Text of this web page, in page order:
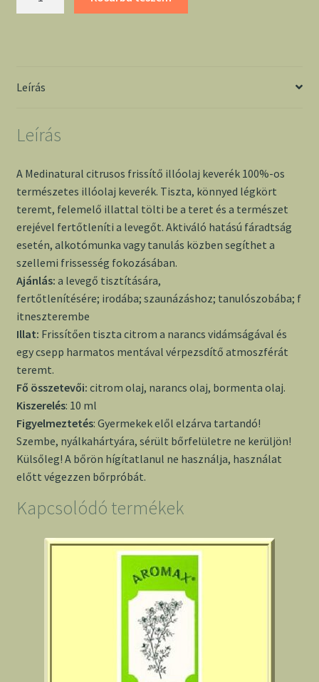
mennyiség
Leírás
Leírás
A Medinatural citrusos frissítő illóolaj keverék 100%-os
természetes illóolaj keverék. Tiszta, könnyed légkört
teremt, felemelő illattal tölti be a teret és a természet
erejével fertőtleníti a levegőt. Aktiváló hatású fáradtság
esetén, alkotómunka vagy tanulás közben segíthet a
szellemi frissesség fokozásában.
Ajánlás: a levegő tisztítására,
fertőtlenítésére; irodába; szaunázáshoz; tanulószobába; f
itneszterembe
Illat: Frissítően tiszta citrom a narancs vidámságával és
egy csepp harmatos mentával vérpezsdítő atmoszférát
teremt.
Fő összetevői: citrom olaj, narancs olaj, bormenta olaj.
Kiszerelés: 10 ml
Figyelmeztetés: Gyermekek elől elzárva tartandó!
Szembe, nyálkahártyára, sérült bőrfelületre ne kerüljön!
Külsőleg! A bőrön hígítatlanul ne használja, használat
előtt végezzen bőrpróbát.
Kapcsolódó termékek